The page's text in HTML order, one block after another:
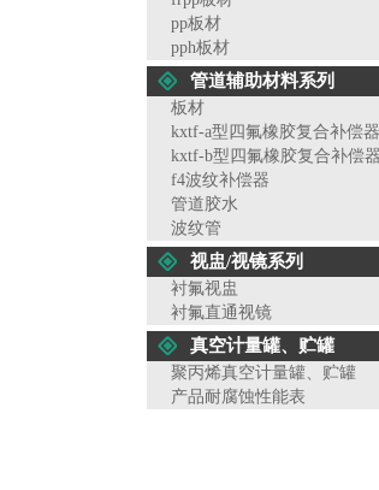
pp板材
pph板材
管道辅助材料系列
板材
kxtf-a型四氟橡胶复合补偿
kxtf-b型四氟橡胶复合补偿
f4波纹补偿器
管道胶水
波纹管
视盅/视镜系列
衬氟视盅
衬氟直通视镜
真空计量罐、贮罐
聚丙烯真空计量罐、贮罐
产品耐腐蚀性能表